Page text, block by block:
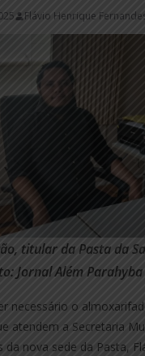
Flávio Henrique
titular da Pasta da
Jornal Além
necessário o
atendem a Secretaria
da nova sede da Pasta,